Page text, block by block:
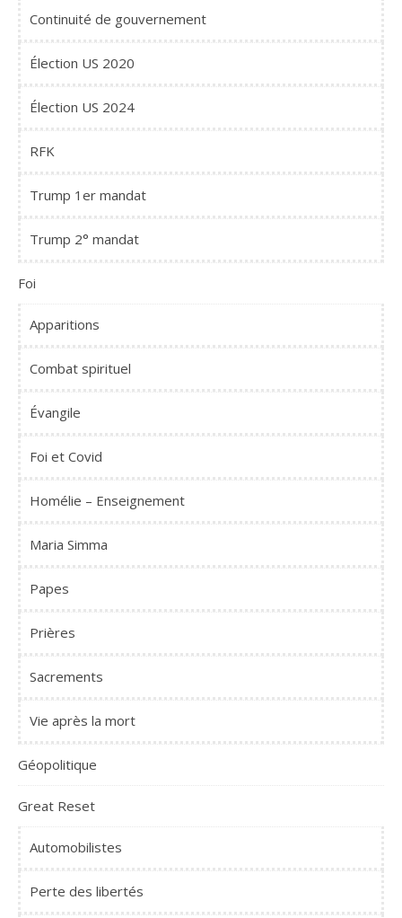
Continuité de gouvernement
Élection US 2020
Élection US 2024
RFK
Trump 1er mandat
Trump 2° mandat
Foi
Apparitions
Combat spirituel
Évangile
Foi et Covid
Homélie – Enseignement
Maria Simma
Papes
Prières
Sacrements
Vie après la mort
Géopolitique
Great Reset
Automobilistes
Perte des libertés